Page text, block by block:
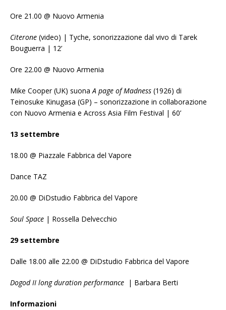
Ore 21.00 @ Nuovo Armenia
Citerone (video) | Tyche, sonorizzazione dal vivo di Tarek
Bouguerra | 12’
Ore 22.00 @ Nuovo Armenia
Mike Cooper (UK) suonaA page of Madness (1926) di
Teinosuke Kinugasa (GP) – sonorizzazione in collaborazione
con Nuovo Armenia e Across Asia Film Festival | 60’
13 settembre
18.00 @ Piazzale Fabbrica del Vapore
Dance TAZ
20.00 @ DiDstudio Fabbrica del Vapore
Soul Space | Rossella Delvecchio
29 settembre
Dalle 18.00 alle 22.00 @ DiDstudio Fabbrica del Vapore
Dogod II long duration performance | Barbara Berti
Informazioni